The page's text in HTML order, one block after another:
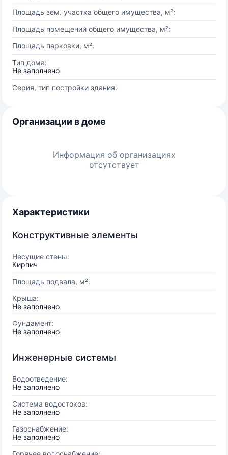
Площадь зем. участка общего имущества, м²:
Площадь помещений общего имущества, м²:
Площадь парковки, м²:
Тип дома:
Не заполнено
Серия, тип постройки здания:
Организации в доме
Информация об организациях
отсутствует
Характеристики
Конструктивные элементы
Несущие стены:
Кирпич
Площадь подвала, м²:
Крыша:
Не заполнено
Фундамент:
Не заполнено
Инженерные системы
Водоотведение:
Не заполнено
Система водостоков:
Не заполнено
Газоснабжение:
Не заполнено